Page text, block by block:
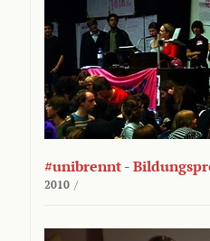
#unibrennt -
2010 /